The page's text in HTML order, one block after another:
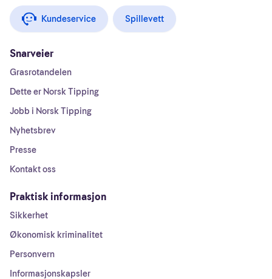
Kundeservice Spillevett
Snarveier
Grasrotandelen
Dette er Norsk Tipping
Jobb i Norsk Tipping
Nyhetsbrev
Presse
Kontakt oss
Praktisk informasjon
Sikkerhet
Økonomisk kriminalitet
Personvern
Informasjonskapsler